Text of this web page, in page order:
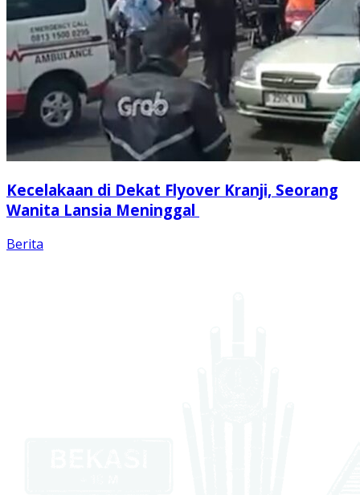
Kecelakaan di Dekat Flyover Kranji, Seorang
Wanita Lansia Meninggal
Berita